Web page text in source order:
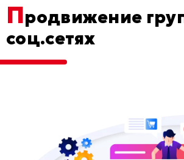
info@lred.ru
Продвижение
соц.сетях